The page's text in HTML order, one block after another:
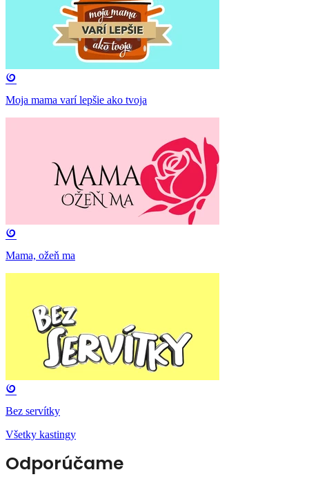
Moja mama varí lepšie ako tvoja
Mama, ožeň ma
Bez servítky
Všetky kastingy
Odporúčame